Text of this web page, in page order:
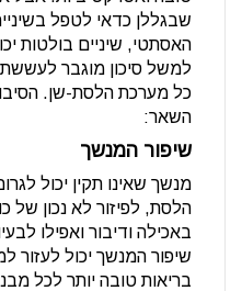
שבגללן כדאי לטפל
האסתטי, שיניים בולטות
למשל סיכון מוגבר
כל מערכת הלסת-שן. הסיבות
השאר:
שיפור המנשך
מנשך שאינו תקין יכול
הלסת, לפיזור לא נכון של
באכילה ודיבור ואפילו
שיפור המנשך יכול לעזור
בריאות טובה יותר לכל